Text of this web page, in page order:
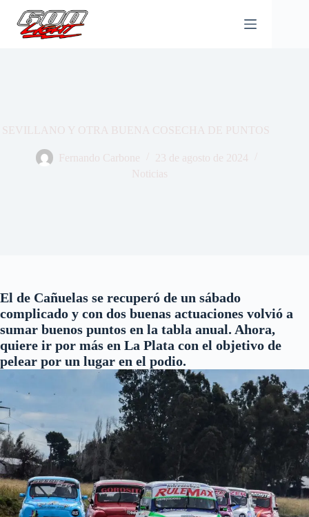
contenido
SEVILLANO Y OTRA BUENA COSECHA DE PUNTOS
Fernando Carbone
23 de agosto de 2024
Noticias
El de Cañuelas se recuperó de un sábado
complicado y con dos buenas actuaciones volvió a
sumar buenos puntos en la tabla anual. Ahora,
quiere ir por más en La Plata con el objetivo de
pelear por un lugar en el podio.